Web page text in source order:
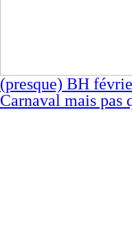
(presque) BH
Carnaval mais pas